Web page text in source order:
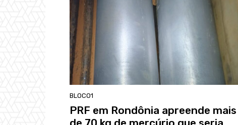
BLOCO1
PRF em Rondônia apreende mais